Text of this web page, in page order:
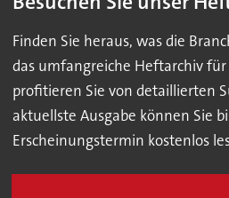
Finden Sie heraus, was die
das umfangreiche Heftarchiv für
profitieren Sie von detaillierten
aktuellste Ausgabe können Sie
Erscheinungstermin kostenlos